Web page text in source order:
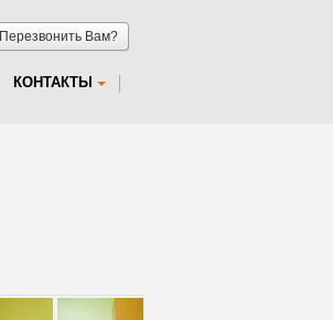
Перезвонить Вам?
КОНТАКТЫ